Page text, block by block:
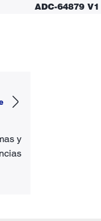
ADC-64879
y